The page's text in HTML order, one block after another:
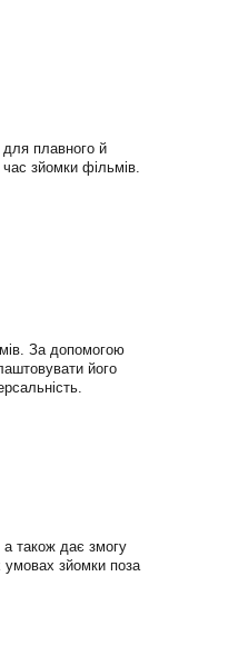
для плавного й
зйомки фільмів.
За допомогою
його
а також дає змогу
умовах зйомки поза